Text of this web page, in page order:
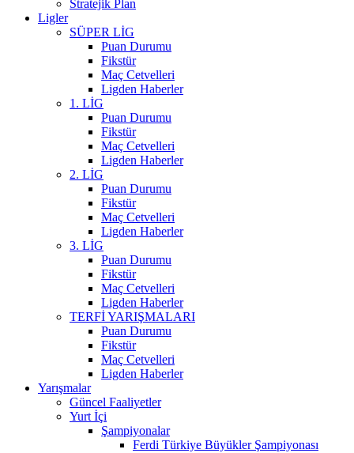
Stratejik Plan
Ligler
SÜPER LİG
Puan Durumu
Fikstür
Maç Cetvelleri
Ligden Haberler
1. LİG
Puan Durumu
Fikstür
Maç Cetvelleri
Ligden Haberler
2. LİG
Puan Durumu
Fikstür
Maç Cetvelleri
Ligden Haberler
3. LİG
Puan Durumu
Fikstür
Maç Cetvelleri
Ligden Haberler
TERFİ YARIŞMALARI
Puan Durumu
Fikstür
Maç Cetvelleri
Ligden Haberler
Yarışmalar
Güncel Faaliyetler
Yurt İçi
Şampiyonalar
Ferdi Türkiye Büyükler Şampiyonası